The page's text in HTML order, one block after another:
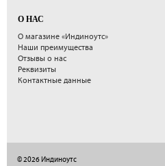
О НАС
О магазине «Индиноутс»
Наши преимущества
Отзывы о нас
Реквизиты
Контактные данные
© 2026 Индиноутс